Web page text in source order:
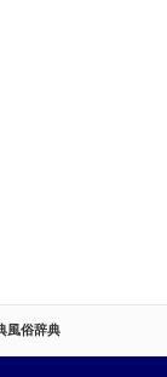
風俗辞典